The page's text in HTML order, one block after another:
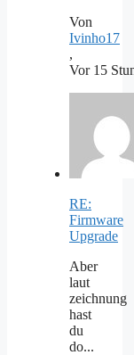
Von
Ivinho17
,
Vor 15
RE:
Firmware
Upgrade
Aber
laut
zeichnung
hast
du
do...